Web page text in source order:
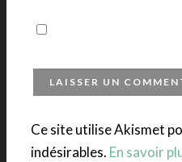
Ce site utilise Akismet
indésirables. En savoir